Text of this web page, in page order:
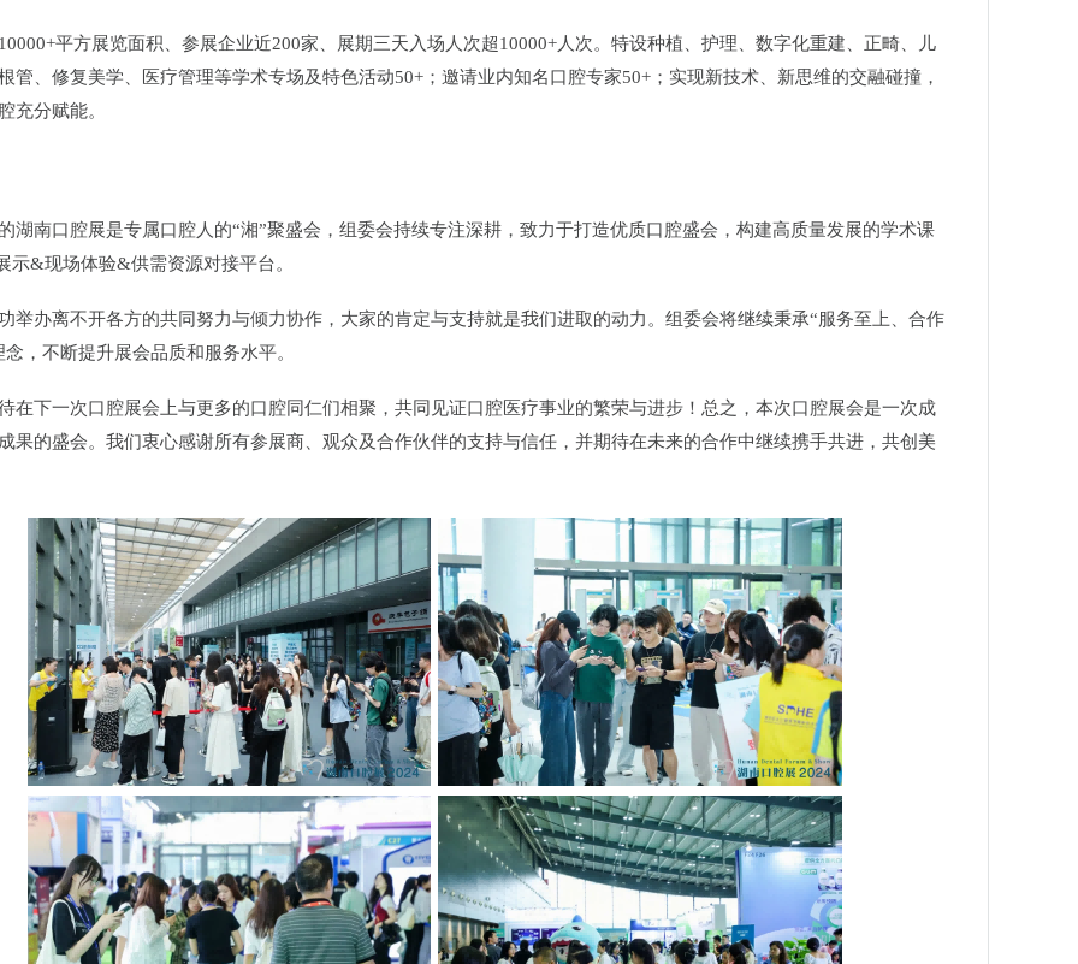
平方展览面积、参展企业近200家、展期三天入场人次超10000+人次。特设种植、护理、数字化重建、正畸、儿
管、修复美学、医疗管理等学术专场及特色活动50+；邀请业内知名口腔专家50+；实现新技术、新思维的交融碰撞，
充分赋能。
湖南口腔展是专属口腔人的“湘”聚盛会，组委会持续专注深耕，致力于打造优质口腔盛会，构建高质量发展的学术课
示&现场体验&供需资源对接平台。
举办离不开各方的共同努力与倾力协作，大家的肯定与支持就是我们进取的动力。组委会将继续秉承“服务至上、合作
，不断提升展会品质和服务水平。
在下一次口腔展会上与更多的口腔同仁们相聚，共同见证口腔医疗事业的繁荣与进步！ 总之，本次口腔展会是一次成
果的盛会。我们衷心感谢所有参展商、观众及合作伙伴的支持与信任，并期待在未来的合作中继续携手共进，共创美